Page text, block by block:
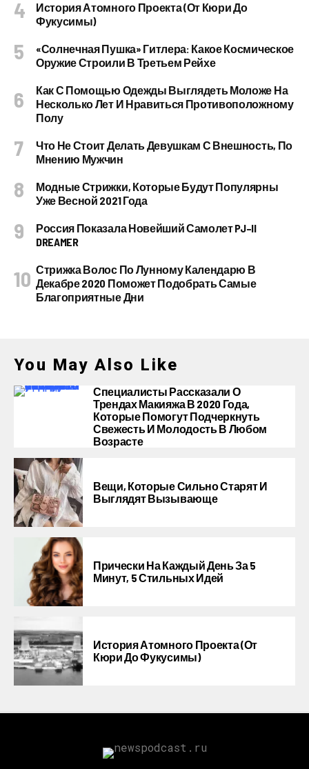
История Атомного Проекта (от Кюри До
Фукусимы)
«Солнечная Пушка» Гитлера: Какое Космическое
Оружие Строили В Третьем Рейхе
Как С Помощью Одежды Выглядеть Моложе На
Несколько Лет И Нравиться Противоположному
Полу
Что Не Стоит Делать Девушкам С Внешность, По
Мнению Мужчин
Модные Стрижки, Которые Будут Популярны
Уже Весной 2021 Года
Россия Показала Новейший Самолет PJ–II
DREAMER
Стрижка Волос По Лунному Календарю В
Декабре 2020 Поможет Подобрать Самые
Благоприятные Дни
You May Also Like
Специалисты Рассказали О
Трендах Макияжа В 2020 Года,
Которые Помогут Подчеркнуть
Свежесть И Молодость В Любом
Возрасте
Вещи, Которые Сильно Старят И
Выглядят Вызывающе
Прически На Каждый День За 5
Минут, 5 Стильных Идей
История Атомного Проекта (от
Кюри До Фукусимы)